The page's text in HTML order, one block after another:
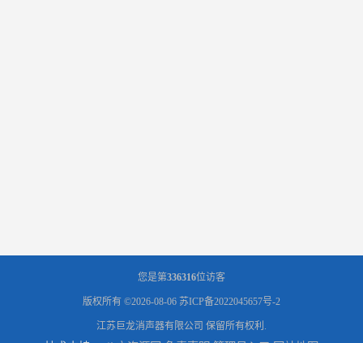
您是第336316位访客
版权所有 ©2026-08-06 苏ICP备2022045657号-2
江苏巨龙消声器有限公司 保留所有权利.